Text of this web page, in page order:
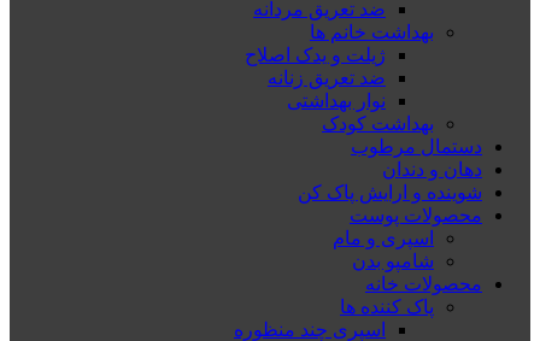
ضد تعریق مردانه
بهداشت خانم ها
ژیلت و یدک اصلاح
ضد تعریق زنانه
نوار بهداشتی
بهداشت کودک
دستمال مرطوب
دهان و دندان
شوینده و ارایش پاک کن
محصولات پوست
اسپری و مام
شامپو بدن
محصولات خانه
پاک کننده ها
اسپری چند منظوره